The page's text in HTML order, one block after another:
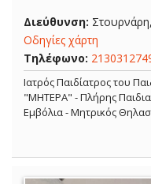
Διεύθυνση:
Οδηγίες χάρτη
Τηλέφωνο:
Ιατρός Παιδίατρος του
"ΜΗΤΕΡΑ" - Πλήρης
Εμβόλια - Μητρικός